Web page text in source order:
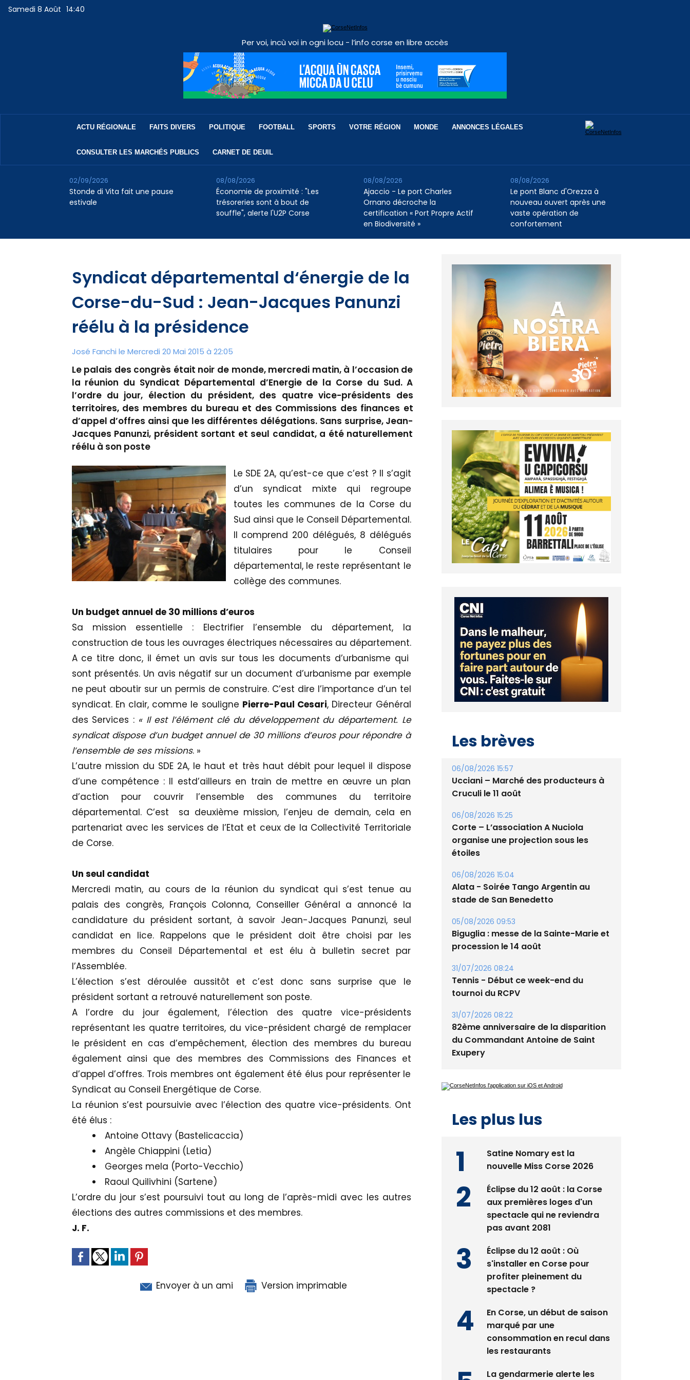
Samedi 8 Août 14:40
Per voi, incù voi in ogni locu - l’info corse en libre accès
ACTU RÉGIONALE FAITS DIVERS POLITIQUE FOOTBALL SPORTS VOTRE RÉGION MONDE ANNONCES LÉGALES
CONSULTER LES MARCHÉS PUBLICS CARNET DE DEUIL
Stonde di Vita fait une pause
estivale
02/09/2026
Économie de proximité : "Les
trésoreries sont à bout de
souffle", alerte l'U2P Corse
08/08/2026
Ajaccio - Le port Charles
Ornano décroche la
certification « Port Propre Actif
en Biodiversité »
08/08/2026
Le pont Blanc d'Orezza à
nouveau ouvert après une
vaste opération de
confortement
08/08/2026
Syndicat départemental d‘énergie de la
Corse-du-Sud : Jean-Jacques Panunzi
réélu à la présidence
José Fanchi le Mercredi 20 Mai 2015 à 22:05
Le palais des congrès était noir de monde, mercredi matin, à l’occasion de
la réunion du Syndicat Départemental d’Energie de la Corse du Sud. A
l’ordre du jour, élection du président, des quatre vice-présidents des
territoires, des membres du bureau et des Commissions des finances et
d’appel d’offres ainsi que les différentes délégations. Sans surprise, Jean-
Jacques Panunzi, président sortant et seul candidat, a été naturellement
réélu à son poste
Le SDE 2A, qu’est-ce que c’est ? Il s’agit
d’un syndicat mixte qui regroupe
toutes les communes de la Corse du
Sud ainsi que le Conseil Départemental.
Il comprend 200 délégués, 8 délégués
titulaires pour le Conseil
départemental, le reste représentant le
collège des communes.
Un budget annuel de 30 millions d’euros
Sa mission essentielle : Electrifier l’ensemble du département, la
construction de tous les ouvrages électriques nécessaires au département.
A ce titre donc, il émet un avis sur tous les documents d’urbanisme qui
sont présentés. Un avis négatif sur un document d’urbanisme par exemple
ne peut aboutir sur un permis de construire. C’est dire l’importance d’un tel
syndicat. En clair, comme le souligne Pierre-Paul Cesari, Directeur Général
des Services : « Il est l’élément clé du développement du département. Le
syndicat dispose d’un budget annuel de 30 millions d’euros pour répondre à
l’ensemble de ses missions. »
L’autre mission du SDE 2A, le haut et très haut débit pour lequel il dispose
d’une compétence : Il estd’ailleurs en train de mettre en œuvre un plan
d’action pour couvrir l’ensemble des communes du territoire
départemental. C’est sa deuxième mission, l’enjeu de demain, cela en
partenariat avec les services de l’Etat et ceux de la Collectivité Territoriale
de Corse.
Un seul candidat
Mercredi matin, au cours de la réunion du syndicat qui s’est tenue au
palais des congrès, François Colonna, Conseiller Général a annoncé la
candidature du président sortant, à savoir Jean-Jacques Panunzi, seul
candidat en lice. Rappelons que le président doit être choisi par les
membres du Conseil Départemental et est élu à bulletin secret par
l’Assemblée.
L’élection s’est déroulée aussitôt et c’est donc sans surprise que le
président sortant a retrouvé naturellement son poste.
A l’ordre du jour également, l’élection des quatre vice-présidents
représentant les quatre territoires, du vice-président chargé de remplacer
le président en cas d’empêchement, élection des membres du bureau
également ainsi que des membres des Commissions des Finances et
d’appel d’offres. Trois membres ont également été élus pour représenter le
Syndicat au Conseil Energétique de Corse.
La réunion s’est poursuivie avec l’élection des quatre vice-présidents. Ont
été élus :
Antoine Ottavy (Bastelicaccia)
Angèle Chiappini (Letia)
Georges mela (Porto-Vecchio)
Raoul Quilivhini (Sartene)
L’ordre du jour s’est poursuivi tout au long de l’après-midi avec les autres
élections des autres commissions et des membres.
J. F.
Envoyer à un ami Version imprimable
Les brèves
06/08/2026 15:57
Ucciani – Marché des producteurs à
Cruculi le 11 août
06/08/2026 15:25
Corte – L’association A Nuciola
organise une projection sous les
étoiles
06/08/2026 15:04
Alata - Soirée Tango Argentin au
stade de San Benedetto
05/08/2026 09:53
Biguglia : messe de la Sainte-Marie et
procession le 14 août
31/07/2026 08:24
Tennis - Début ce week-end du
tournoi du RCPV
31/07/2026 08:22
82ème anniversaire de la disparition
du Commandant Antoine de Saint
Exupery
Les plus lus
Satine Nomary est la
nouvelle Miss Corse 2026
Éclipse du 12 août : la Corse
aux premières loges d'un
spectacle qui ne reviendra
pas avant 2081
Éclipse du 12 août : Où
s'installer en Corse pour
profiter pleinement du
spectacle ?
En Corse, un début de saison
marqué par une
consommation en recul dans
les restaurants
La gendarmerie alerte les